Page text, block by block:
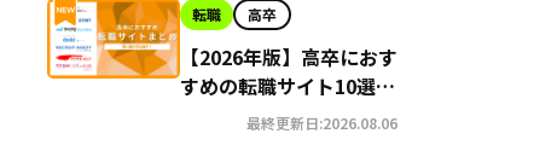
転職 高卒
【2026年版】高卒におす
すめの転職サイト10選｜
賢い選び方も最終更新日:2026.08.06